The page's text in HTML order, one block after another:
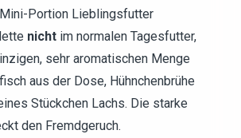
Portion Lieblingsfutter
nicht im normalen Tagesfutter,
sehr aromatischen Menge
aus der Dose, Hühnchenbrühe
Stückchen Lachs. Die starke
den Fremdgeruch.